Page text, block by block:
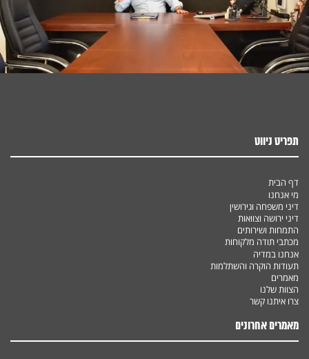
תפריט ניווט
דף הבית
מי אנחנו
דיני משפחה וגירושין
דיני ירושה וצוואות
התמחות ושירותים
מכתבי תודה מלקוחות
אנחנו במדיה
תעודות הוקרה והשתלמות
מאמרים
הצוות שלנו
צרו איתנו קשר
מאמרים אחרונים